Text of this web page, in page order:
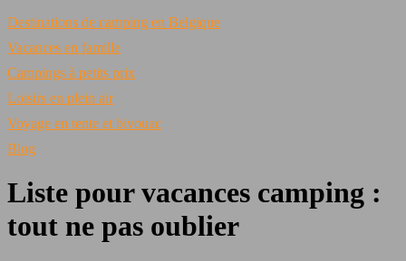
Destinations de camping en Belgique
Vacances en famille
Campings à petits prix
Loisirs en plein air
Voyage en tente et bivouac
Blog
Liste pour vacances camping :
tout ne pas oublier